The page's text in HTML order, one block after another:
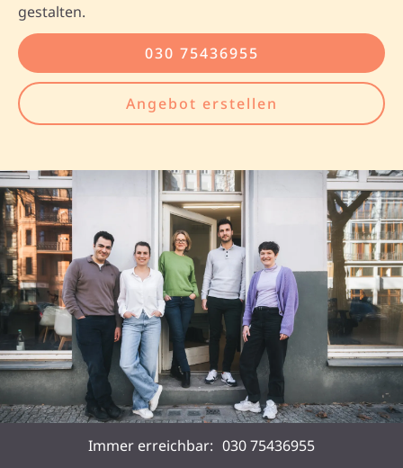
gestalten.
030 75436955
Angebot erstellen
Immer erreichbar: 030 75436955